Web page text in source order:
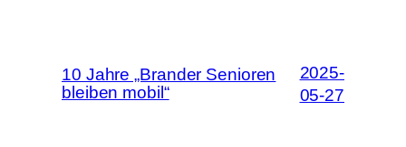
10 Jahre „Brander Senioren
bleiben mobil“
2025-
05-27